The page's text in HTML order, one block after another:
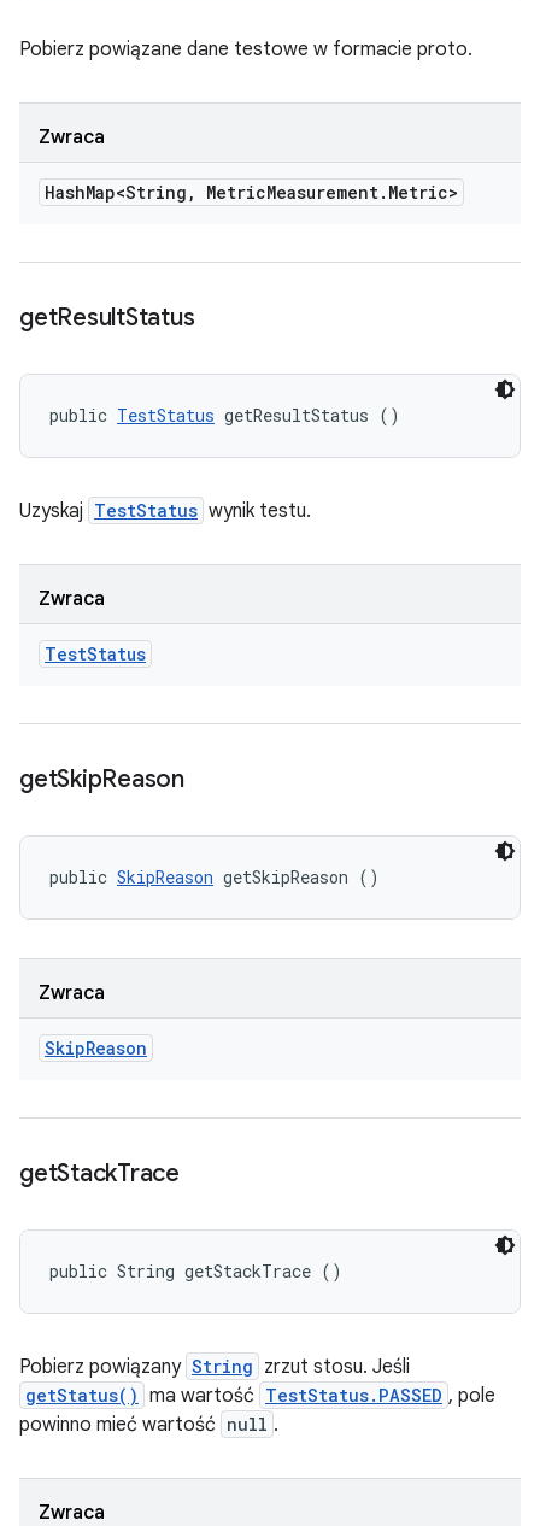
Pobierz powiązane dane testowe w formacie proto.
Zwraca
HashMap<String , MetricMeasurement. Metric>
getResultStatus
public TestStatus getResultStatus ()
Uzyskaj TestStatus wynik testu.
Zwraca
TestStatus
getSkipReason
public SkipReason getSkipReason ()
Zwraca
SkipReason
getStackTrace
public String getStackTrace ()
Pobierz powiązany String zrzut stosu. Jeśli
getStatus() ma wartość TestStatus.PASSED , pole
powinno mieć wartość null .
Zwraca